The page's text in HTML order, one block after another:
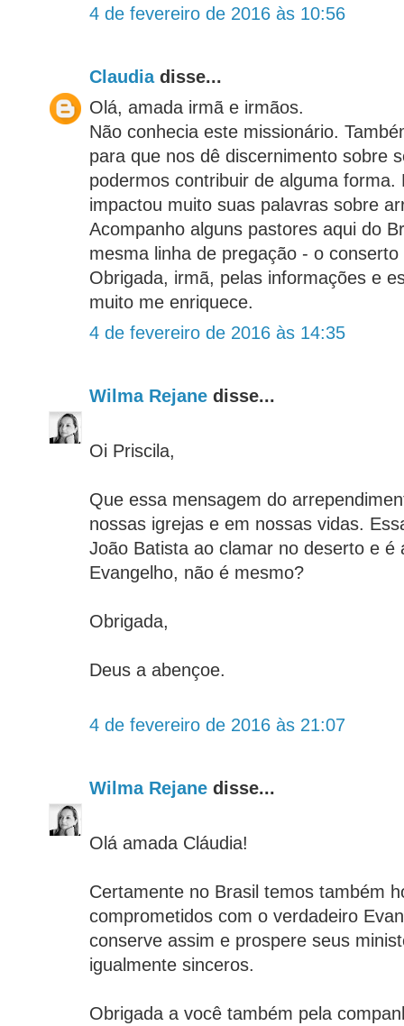
4 de fevereiro de 2016 às 10:56
Claudiadisse...
Olá, amada irmã e irmãos.
Não conhecia este missionário.
para que nos dê discernimento sobre
podermos contribuir de alguma
impactou muito suas palavras sobre
Acompanho alguns pastores aqui do
mesma linha de pregação - o conserto
Obrigada, irmã, pelas informações e
muito me enriquece.
4 de fevereiro de 2016 às 14:35
Wilma Rejane disse...
Oi Priscila,
Que essa mensagem do
nossas igrejas e em nossas vidas.
João Batista ao clamar no deserto e é
Evangelho, não é mesmo?
Obrigada,
Deus a abençoe.
4 de fevereiro de 2016 às 21:07
Wilma Rejane disse...
Olá amada Cláudia!
Certamente no Brasil temos também
comprometidos com o verdadeiro
conserve assim e prospere seus
igualmente sinceros.
Obrigada a você também pela